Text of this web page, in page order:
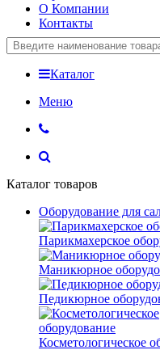
О Компании
Контакты
Каталог
Меню
Каталог товаров
Оборудование для
Парикмахерское
Маникюрное
Педикюрное
Косметологическое